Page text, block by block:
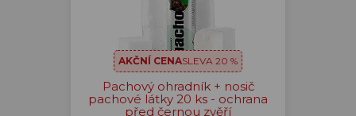
AKČNÍ CENASLEVA 20 %
Pachový ohradník + nosič
pachové látky 20 ks - ochrana
před černou zvěří